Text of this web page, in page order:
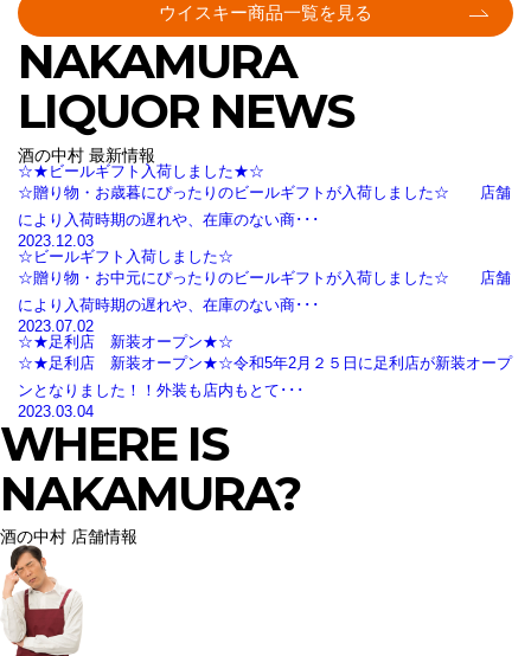
ウイスキー商品一覧を見る
NAKAMURA
LIQUOR NEWS
酒の中村 最新情報
☆★ビールギフト入荷しました★☆
☆贈り物・お歳暮にぴったりのビールギフトが入荷しました☆ 店舗
により入荷時期の遅れや、在庫のない商･･･
2023.12.03
☆ビールギフト入荷しました☆
☆贈り物・お中元にぴったりのビールギフトが入荷しました☆ 店舗
により入荷時期の遅れや、在庫のない商･･･
2023.07.02
☆★足利店 新装オープン★☆
☆★足利店 新装オープン★☆令和5年2月２５日に足利店が新装オープ
ンとなりました！！外装も店内もとて･･･
2023.03.04
WHERE IS
NAKAMURA?
酒の中村 店舗情報